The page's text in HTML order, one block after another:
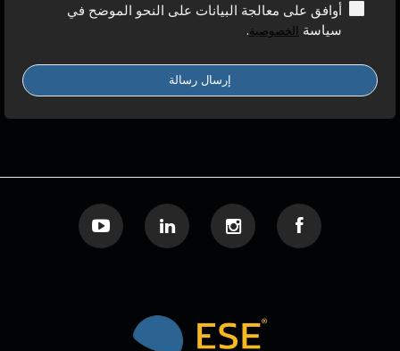
أوافق على معالجة البيانات على النحو الموضح في
سياسة الخصوصية.